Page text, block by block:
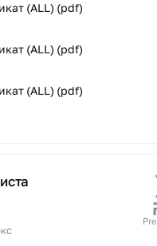
(ALL) (pdf)
(ALL) (pdf)
(ALL) (pdf)